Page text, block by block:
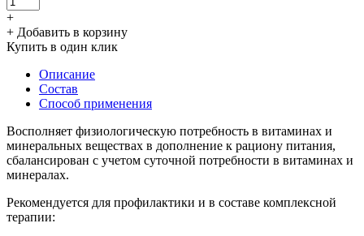
+
+ Добавить в корзину
Купить в один клик
Описание
Состав
Способ применения
Восполняет физиологическую потребность в витаминах и
минеральных веществах в дополнение к рациону питания,
сбалансирован с учетом суточной потребности в витаминах и
минералах.
Рекомендуется для профилактики и в составе комплексной
терапии: